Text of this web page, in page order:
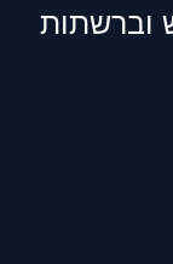
וברשתות